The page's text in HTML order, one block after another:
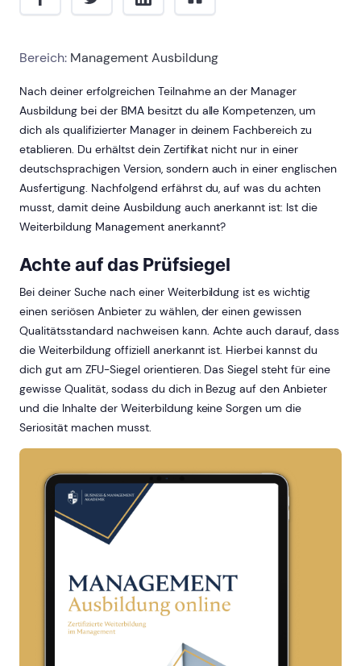
Bereich: Management Ausbildung
Nach deiner erfolgreichen Teilnahme an der Manager
Ausbildung bei der BMA besitzt du alle Kompetenzen, um
dich als qualifizierter Manager in deinem Fachbereich zu
etablieren. Du erhältst dein Zertifikat nicht nur in einer
deutschsprachigen Version, sondern auch in einer englischen
Ausfertigung. Nachfolgend erfährst du, auf was du achten
musst, damit deine Ausbildung auch anerkannt ist: Ist die
Weiterbildung Management anerkannt?
Achte auf das Prüfsiegel
Bei deiner Suche nach einer Weiterbildung ist es wichtig
einen seriösen Anbieter zu wählen, der einen gewissen
Qualitätsstandard nachweisen kann. Achte auch darauf, dass
die Weiterbildung offiziell anerkannt ist. Hierbei kannst du
dich gut am ZFU-Siegel orientieren. Das Siegel steht für eine
gewisse Qualität, sodass du dich in Bezug auf den Anbieter
und die Inhalte der Weiterbildung keine Sorgen um die
Seriosität machen musst.